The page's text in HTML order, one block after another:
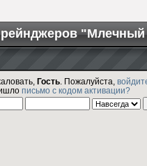
"Млечный
Гость . Пожалуйста,
письмо с кодом активации?